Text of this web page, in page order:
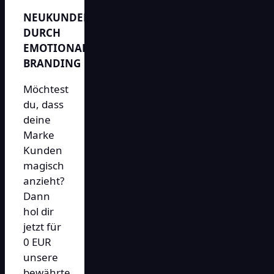
NEUKUNDENGEWINNUNG
DURCH
EMOTIONALES
BRANDING
Möchtest
du, dass
deine
Marke
Kunden
magisch
anzieht?
Dann
hol dir
jetzt für
0 EUR
unsere